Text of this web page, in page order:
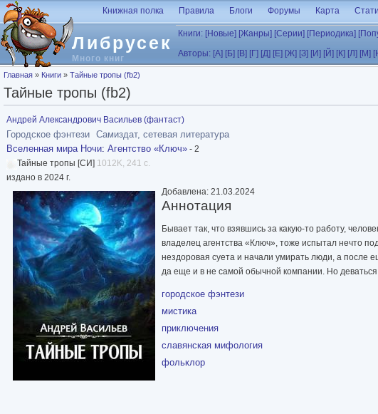
Перейти к основному содержанию
Либрусек
Много книг
Книжная полка Правила Блоги Форумы Карта
Книги: [Новые] [Жанры] [Серии] [Периодика]
Авторы: [А] [Б] [В] [Г] [Д] [Е] [Ж] [З] [И] [Й] [К] [Л] [М]
Вы здесь
Главная » Книги » Тайные тропы (fb2)
Тайные тропы (fb2)
Андрей Александрович Васильев (фантаст)
Городское фэнтези Самиздат, сетевая литература
Вселенная мира Ночи: Агентство «Ключ» - 2
Тайные тропы [СИ] 1012K, 241 с.
издано в 2024 г.
Добавлена: 21.03.2024
Аннотация
Бывает так, что взявшись за какую-то работу,
владелец агентства «Ключ», тоже испытал нечто
нездоровая суета и начали умирать люди, а после
да еще и в не самой обычной компании. Но
городское фэнтези
мистика
приключения
славянская мифология
фольклор